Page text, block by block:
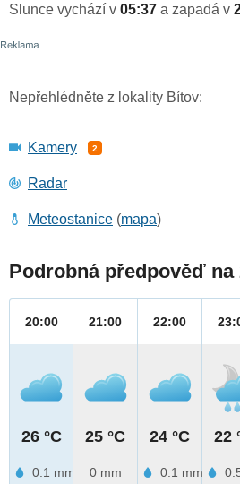
Slunce vychází v 05:37 a zapadá v
Nepřehlédněte z lokality Bítov:
Kamery 2
Radar
Meteostanice (mapa)
Podrobná předpověď na
20:00
26 °C
0.1 mm
21:00
25 °C
0 mm
22:00
24 °C
0.1 mm
22